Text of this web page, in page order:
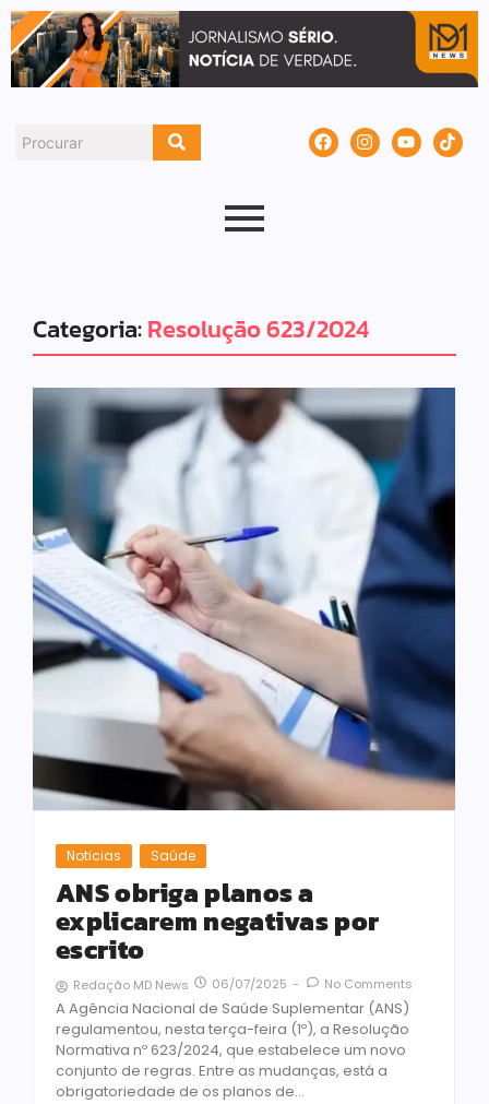
Categoria:Resolução 623/2024
Noticias Saúde
ANS obriga planos a
explicarem negativas por
escrito
Redação MD News 06/07/2025 - No Comments
A Agência Nacional de Saúde Suplementar (ANS)
regulamentou, nesta terça-feira (1º), a Resolução
Normativa nº 623/2024, que estabelece um novo
conjunto de regras. Entre as mudanças, está a
obrigatoriedade de os planos de...